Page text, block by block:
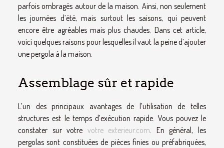
parfois ombragés autour de la maison. Ainsi, non seulement
les journées d’été, mais surtout les saisons, qui peuvent
encore être agréables mais plus chaudes. Dans cet article,
voici quelques raisons pour lesquelles il vaut la peine d’ajouter
une pergola à la maison.
Assemblage sûr et rapide
L’un des principaux avantages de l’utilisation de telles
structures est le temps d’exécution rapide. Vous pouvez le
constater sur votre votre exterieur.com. En général, les
pergolas sont constituées de pièces finies ou préfabriquées,